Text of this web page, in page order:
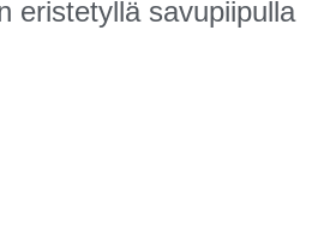
eristetyllä savupiipulla